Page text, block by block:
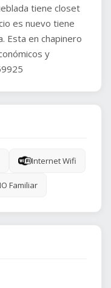
tiene closet
es nuevo tiene
Esta en chapinero
y
Internet Wifi
Familiar